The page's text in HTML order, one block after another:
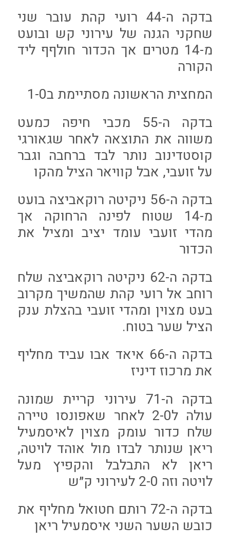
בדקה ה-44 רועי קהת עובר שני
שחקני הגנה של עירוני קש ובועט
מ-14 מטרים אך הכדור חולףף ליד
הקורה
המחצית הראשונה מסתיימת ב1-0
בדקה ה-55 מכבי חיפה כמעט
משווה את התוצאה לאחר שגאורגי
קוסטדינוב נותר לבד ברחבה וגבר
על זועבי, אבל קוויאר הציל מהקו
בדקה ה-56 ניקיטה רוקאביצה בועט
מ-14 שטוח לפינה הרחוקה אך
מהדי זועבי עומד יציב ומציל את
הכדור
בדקה ה-62 ניקיטה רוקאביצה שלח
רוחב אל רועי קהת שהמשיך מקרוב
בעט מצוין ומהדי זועבי בהצלת ענק
הציל שער בטוח.
בדקה ה-66 איאד אבו עביד מחליף
את מרכוז דיניז
בדקה ה-71 עירוני קריית שמונה
עולה ל2-0 לאחר שאפונסו טיירה
שלח כדור עומק מצוין לאיסמעיל
ריאן שנותר לבדו מול אוהד לויטה,
ריאן לא התבלבל והקפיץ מעל
לויטה וזה 2-0 לעירוני ק״ש
בדקה ה-72 רותם חטואל מחליף את
כובש השער השני איסמעיל ריאן